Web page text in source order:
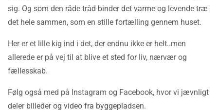
sig. Og som den råde tråd binder det varme og levende træ
det hele sammen, som en stille fortælling gennem huset.
Her er et lille kig ind i det, der endnu ikke er helt..men
allerede er på vej til at blive et sted for liv, nærvær og
fællesskab.
Følg også med på Instagram og Facebook, hvor vi jævnligt
deler billeder og video fra byggepladsen.